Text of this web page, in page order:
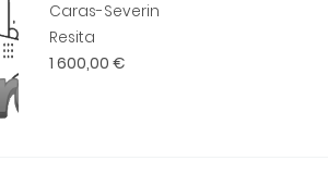
Caras-Severin
Resita
1 600,00 €